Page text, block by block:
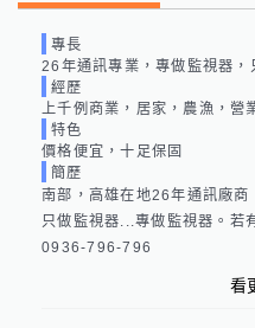
專長
26年通訊專業，專做監視器，
經歷
上千例商業，居家，農漁，營
特色
價格便宜，十足保固
簡歷
南部，高雄在地26年通訊廠商
只做監視器...專做監視器。若
0936-796-796
看